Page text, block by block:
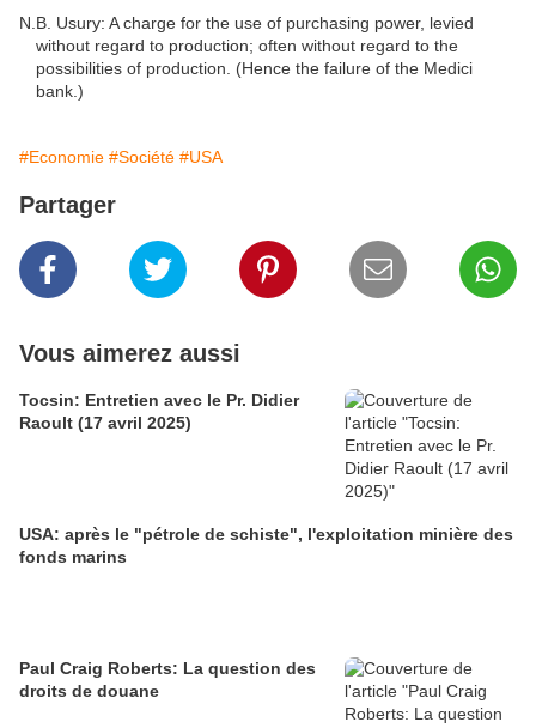
N.B. Usury: A charge for the use of purchasing power, levied
without regard to production; often without regard to the
possibilities of production. (Hence the failure of the Medici
bank.)
#Economie #Société #USA
Partager
Vous aimerez aussi
Tocsin: Entretien avec le Pr. Didier
Raoult (17 avril 2025)
USA: après le "pétrole de schiste", l'exploitation minière des
fonds marins
Paul Craig Roberts: La question des
droits de douane